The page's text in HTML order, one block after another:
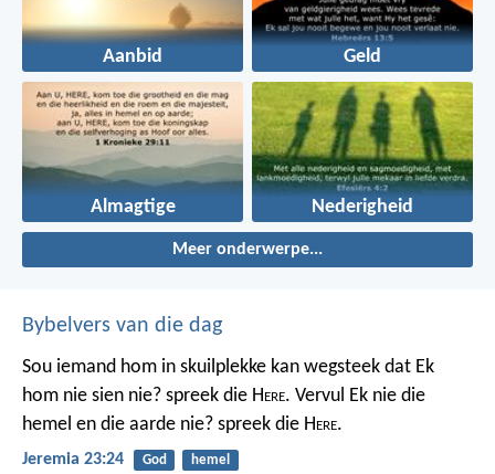
Aanbid Geld
Almagtige Nederigheid
Meer onderwerpe...
Bybelvers van die dag
Sou iemand hom in skuilplekke kan wegsteek dat Ek
hom nie sien nie? spreek die Here. Vervul Ek nie die
hemel en die aarde nie? spreek die Here.
Jeremia 23:24 God hemel